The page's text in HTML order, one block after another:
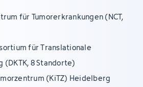
für Tumorerkrankungen (NCT,
für Translationale
(DKTK, 8 Standorte)
(KiTZ) Heidelberg